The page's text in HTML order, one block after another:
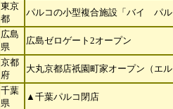
東京
都
パルコの小型複合施設「バイ パ
広島
県
広島ゼロゲート2オープン
京都
府
大丸京都店祇園町家オープン（エ
千葉
県
▲千葉パルコ閉店